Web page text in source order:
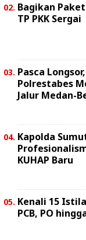
Bagikan
TP PKK Sergai
Pasca
Polrestabes
Jalur Medan-
Kapolda
KUHAP Baru
Kenali 15
PCB, PO